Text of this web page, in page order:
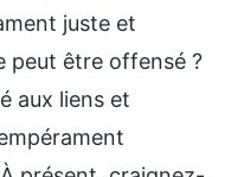
juste et
peut être offensé ?
aux liens et